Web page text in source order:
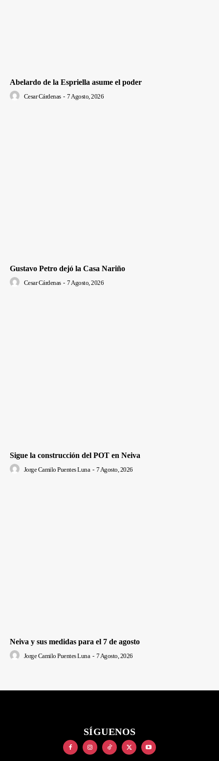
Abelardo de la Espriella asume el poder
Cesar Cárdenas - 7 Agosto, 2026
Gustavo Petro dejó la Casa Nariño
Cesar Cárdenas - 7 Agosto, 2026
Sigue la construcción del POT en Neiva
Jorge Camilo Puentes Luna - 7 Agosto, 2026
Neiva y sus medidas para el 7 de agosto
Jorge Camilo Puentes Luna - 7 Agosto, 2026
SÍGUENOS